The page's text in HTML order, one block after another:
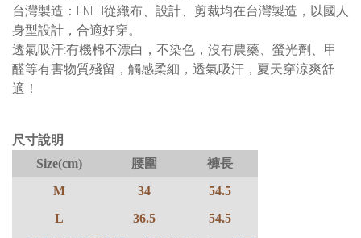
台灣製造： ENEH從織布、設計、剪裁均在台灣製造，以國人
身型設計，合適好穿。
透氣吸汗:有機棉不漂白，不染色，沒有農藥、螢光劑、甲
醛等有害物質殘留，觸感柔細，透氣吸汗，夏天穿涼爽舒
適！
尺寸說明
Size(cm) 腰圍
褲長
M
34
54.5
L
36.5
54.5